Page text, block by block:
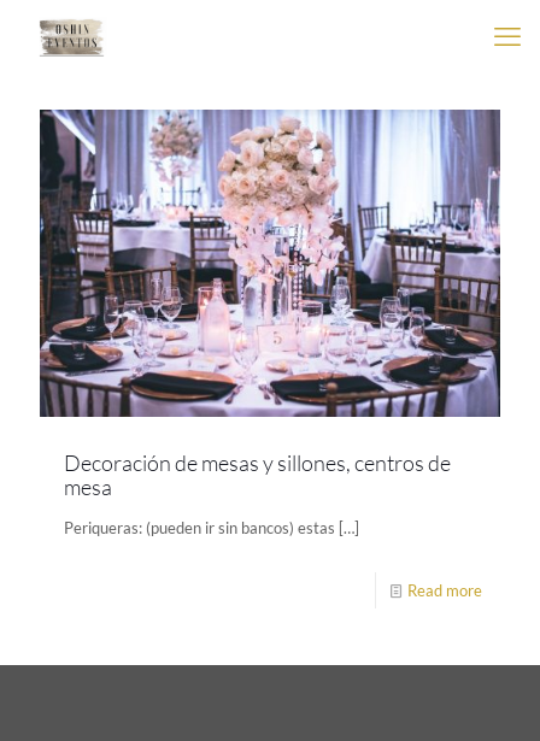
Decoración de mesas y sillones, centros de
mesa
Periqueras: (pueden ir sin bancos) estas […]
Read more